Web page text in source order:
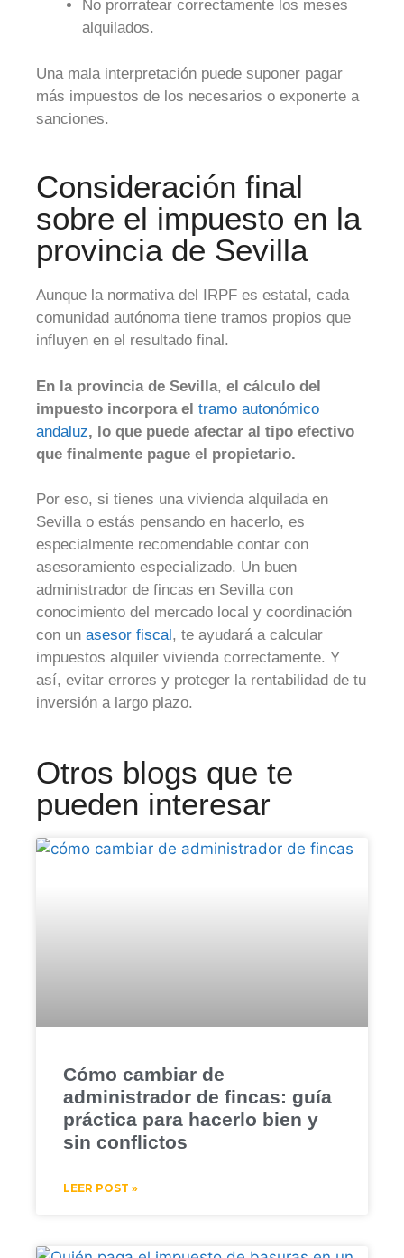
No prorratear correctamente los meses
alquilados.
Una mala interpretación puede suponer pagar
más impuestos de los necesarios o exponerte a
sanciones.
Consideración final
sobre el impuesto en la
provincia de Sevilla
Aunque la normativa del IRPF es estatal, cada
comunidad autónoma tiene tramos propios que
influyen en el resultado final.
En la provincia de Sevilla, el cálculo del
impuesto incorpora el tramo autonómico
andaluz, lo que puede afectar al tipo efectivo
que finalmente pague el propietario.
Por eso, si tienes una vivienda alquilada en
Sevilla o estás pensando en hacerlo, es
especialmente recomendable contar con
asesoramiento especializado. Un buen
administrador de fincas en Sevilla con
conocimiento del mercado local y coordinación
con un asesor fiscal, te ayudará a calcular
impuestos alquiler vivienda correctamente. Y
así, evitar errores y proteger la rentabilidad de tu
inversión a largo plazo.
Otros blogs que te
pueden interesar
Cómo cambiar de
administrador de fincas: guía
práctica para hacerlo bien y
sin conflictos
LEER POST »